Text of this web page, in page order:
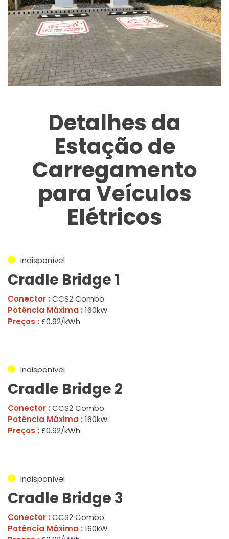
Detalhes da
Estação de
Carregamento
para Veículos
Elétricos
Indisponível
Cradle Bridge 1
Conector : CCS2 Combo
Potência Máxima : 160kW
Preços : £0.92/kWh
Indisponível
Cradle Bridge 2
Conector : CCS2 Combo
Potência Máxima : 160kW
Preços : £0.92/kWh
Indisponível
Cradle Bridge 3
Conector : CCS2 Combo
Potência Máxima : 160kW